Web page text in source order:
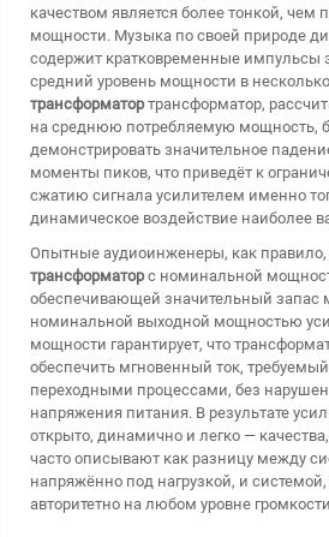
качеством является более тонкой, чем
мощности. Музыка по своей природе
содержит кратковременные
средний уровень мощности в
трансформатортрансформатор,
на среднюю потребляемую мощность,
демонстрировать значительное
моменты пиков, что приведёт к
сжатию сигнала усилителем именно
динамическое воздействие наиболее
Опытные аудиоинженеры, как
трансформаторс номинальной
обеспечивающей значительный запас
номинальной выходной мощностью
мощности гарантирует, что
обеспечить мгновенный ток,
переходными процессами, без
напряжения питания. В результате
открыто, динамично и легко —
часто описывают как разницу между
напряжённо под нагрузкой, и
авторитетно на любом уровне